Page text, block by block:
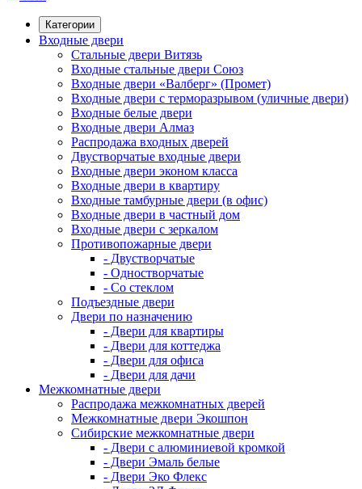
Категории
Входные двери
Стальные двери Витязь
Входные стальные двери Союз
Входные двери «Валберг» (Промет)
Входные двери с терморазрывом (уличные двери)
Входные белые двери
Входные двери Алмаз
Распродажа входных дверей
Двустворчатые входные двери
Входные двери эконом класса
Входные двери в квартиру
Входные тамбурные двери (в офис)
Входные двери в частный дом
Входные двери с зеркалом
Противопожарные двери
- Двустворчатые
- Одностворчатые
- Со стеклом
Подъездные двери
Двери по назначению
- Двери для квартиры
- Двери для коттеджа
- Двери для офиса
- Двери для дачи
Межкомнатные двери
Распродажа межкомнатных дверей
Межкомнатные двери Экошпон
Сибирские межкомнатные двери
- Двери с алюминиевой кромкой
- Двери Эмаль белые
- Двери Эко Флекс